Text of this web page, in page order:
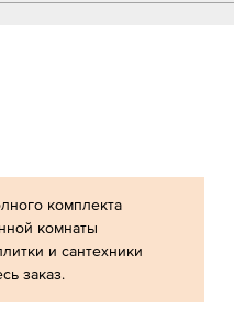
комплекта
комнаты
и сантехники
заказ.